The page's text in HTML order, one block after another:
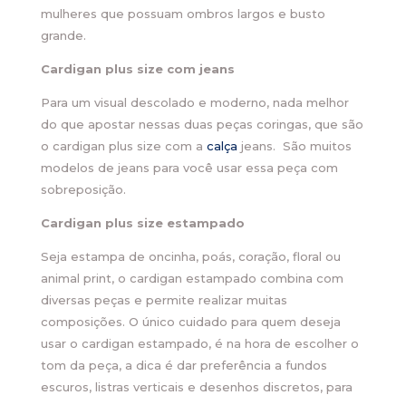
mulheres que possuam ombros largos e busto
grande.
Cardigan plus size com jeans
Para um visual descolado e moderno, nada melhor
do que apostar nessas duas peças coringas, que são
o cardigan plus size com a calça jeans. São muitos
modelos de jeans para você usar essa peça com
sobreposição.
Cardigan plus size estampado
Seja estampa de oncinha, poás, coração, floral ou
animal print, o cardigan estampado combina com
diversas peças e permite realizar muitas
composições. O único cuidado para quem deseja
usar o cardigan estampado, é na hora de escolher o
tom da peça, a dica é dar preferência a fundos
escuros, listras verticais e desenhos discretos, para